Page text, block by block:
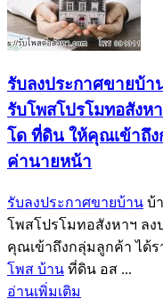
รับลงประกาศขายบ้
รับโพสโปรโมทอสังห
โด ที่ดิน ให้คุณเข้าถึง
ค่านายหน้า
รับลงประกาศขายบ้าน บ้
โพสโปรโมทอสังหาฯ ลง
คุณเข้าถึงกลุ่มลูกค้า ได้ร
โพส บ้าน ที่ดิน อส ...
อ่านเพิ่มเติม